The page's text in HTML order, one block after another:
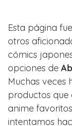
Esta página
otros
cómics
opciones de
Muchas veces
productos que
anime
intentamos